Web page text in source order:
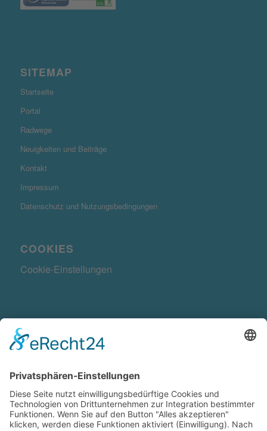
SITEMAP
Startseite
Portal
Radwege
Neuigkeiten und Beiträge
Kontakt
Impressum
Datenschutz und Nutzungsbedingungen
COOKIES
Cookie-Einstellungen
KONTAKTDATEN
Radwegekonzept.de ist ein Produkt der